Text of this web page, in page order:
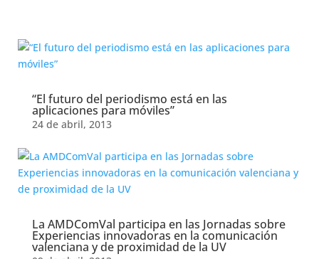
“El futuro del periodismo está en las
aplicaciones para móviles”
24 de abril, 2013
La AMDComVal participa en las Jornadas sobre
Experiencias innovadoras en la comunicación
valenciana y de proximidad de la UV